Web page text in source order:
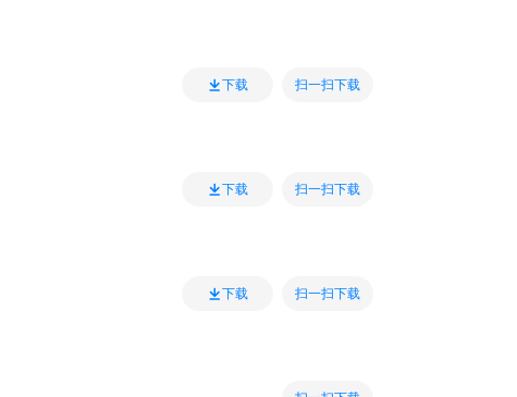
下载 扫一扫下载
下载 扫一扫下载
下载 扫一扫下载